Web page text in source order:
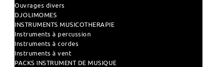
Ouvrages divers
DJOLIMOMES
INSTRUMENTS MUSICOTHERAPIE
Instruments à percussion
Instruments à cordes
Instruments à vent
PACKS INSTRUMENT DE MUSIQUE